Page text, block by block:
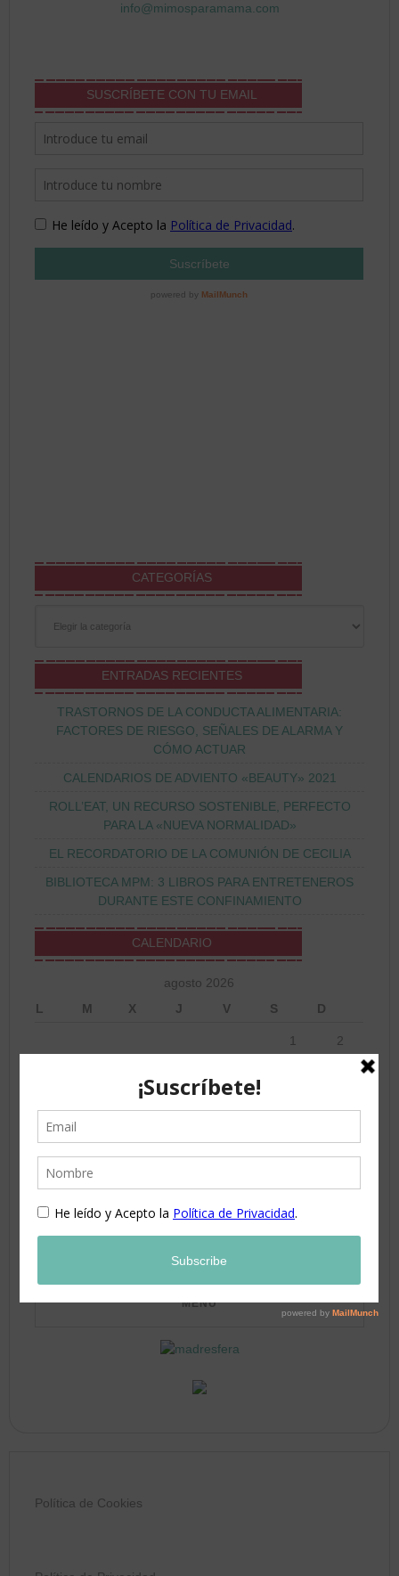
info@mimosparamama.com
SUSCRÍBETE CON TU EMAIL
CATEGORÍAS
ENTRADAS RECIENTES
TRASTORNOS DE LA CONDUCTA ALIMENTARIA:
FACTORES DE RIESGO, SEÑALES DE ALARMA Y
CÓMO ACTUAR
CALENDARIOS DE ADVIENTO «BEAUTY» 2021
ROLL’EAT, UN RECURSO SOSTENIBLE, PERFECTO
PARA LA «NUEVA NORMALIDAD»
EL RECORDATORIO DE LA COMUNIÓN DE CECILIA
BIBLIOTECA MPM: 3 LIBROS PARA ENTRETENEROS
DURANTE ESTE CONFINAMIENTO
CALENDARIO
agosto 2026
L
M X J V S D
1 2
5
10 11 12 13 14 15 16
24 25 26 27 28 29 30
Política de Cookies